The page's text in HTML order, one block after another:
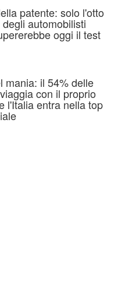
patente: solo l'otto
automobilisti
oggi il test
mania: il 54% delle
con il proprio
l'Italia entra nella top